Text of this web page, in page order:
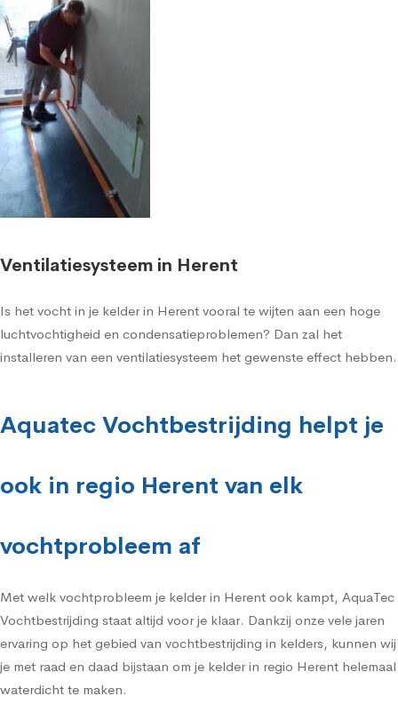
Ventilatiesysteem in Herent
Is het vocht in je kelder in Herent vooral te wijten aan een hoge
luchtvochtigheid en condensatieproblemen? Dan zal het
installeren van een ventilatiesysteem het gewenste effect hebben.
Aquatec Vochtbestrijding helpt je
ook in regio Herent van elk
vochtprobleem af
Met welk vochtprobleem je kelder in Herent ook kampt, AquaTec
Vochtbestrijding staat altijd voor je klaar. Dankzij onze vele jaren
ervaring op het gebied van vochtbestrijding in kelders, kunnen wij
je met raad en daad bijstaan om je kelder in regio Herent helemaal
waterdicht te maken.